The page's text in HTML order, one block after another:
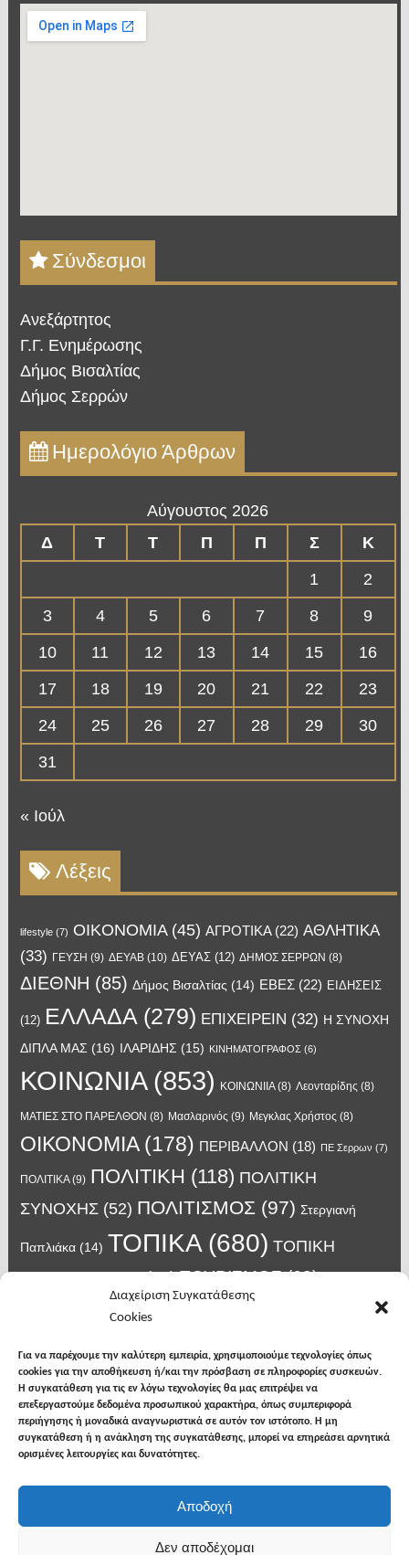
Διαχείριση Συγκατάθεσης
Cookies
Για να παρέχουμε την καλύτερη εμπειρία, χρησιμοποιούμε τεχνολογίες όπως
cookies για την αποθήκευση ή/και την πρόσβαση σε πληροφορίες συσκευών.
Η συγκατάθεση για τις εν λόγω τεχνολογίες θα μας επιτρέψει να
επεξεργαστούμε δεδομένα προσωπικού χαρακτήρα, όπως συμπεριφορά
περιήγησης ή μοναδικά αναγνωριστικά σε αυτόν τον ιστότοπο. Η μη
συγκατάθεση ή η ανάκληση της συγκατάθεσης, μπορεί να επηρεάσει αρνητικά
ορισμένες λειτουργίες και δυνατότητες.
Αποδοχή
Δεν αποδέχομαι
Σύνδεσμοι
Ανεξάρτητος
Γ.Γ. Ενημέρωσης
Δήμος Βισαλτίας
Δήμος Σερρών
Ημερολόγιο Άρθρων
Αύγουστος 2026
Δ
Τ Τ Π Π Σ
Κ
1
2
3
4 5 6 7 8
9
10
11 12 13 14 15
16
17
18 19 20 21 22
23
24
25 26 27 28 29
30
31
« Ιούλ
Λέξεις
lifestyle(7) OIKONOMIA(45) ΑΓΡΟΤΙΚΑ(22) ΑΘΛΗΤΙΚΑ
(33) ΓΕΥΣΗ (9) ΔΕΥΑΒ(10) ΔΕΥΑΣ(12) ΔΗΜΟΣ ΣΕΡΡΩΝ (8)
ΔΙΕΘΝΗ (85) Δήμος Βισαλτίας (14) ΕΒΕΣ(22) ΕΙΔΗΣΕΙΣ
(12) ΕΛΛΑΔΑ(279) ΕΠΙΧΕΙΡΕΙΝ (32) Η ΣΥΝΟΧΗ
ΔΙΠΛΑ ΜΑΣ (16) ΙΛΑΡΙΔΗΣ (15) ΚΙΝΗΜΑΤΟΓΡΑΦΟΣ (6)
ΚΟΙΝΩΝΙΑ(853) ΚΟΙΝΩΝΙΙΑ(8) Λεονταρίδης (8)
ΜΑΤΙΕΣ ΣΤΟ ΠΑΡΕΛΘΟΝ (8) Μασλαρινός (9) Μεγκλας Χρήστος (8)
ΟΙΚΟΝΟΜΙΑ(178) ΠΕΡΙΒΑΛΛΟΝ (18) ΠΕ Σερρων (7)
ΠΟΛΙΤΙΚΑ(9) ΠΟΛΙΤΙΚΗ (118) ΠΟΛΙΤΙΚΗ
ΣΥΝΟΧΗΣ(52) ΠΟΛΙΤΙΣΜΟΣ (97) Στεργιανή
Παπλιάκα(14) ΤΟΠΙΚΑ(680) ΤΟΠΙΚΗ
ΑΥΤΟΔΙΟΙΚΗΣΗ(45) ΤΟΥΡΙΣΜΟΣ(63)
(14) Χατζηβασιλειου
κρούσματα κορονοϊού(18) λαϊκή Νιγρίτας(13) νοσοκομείο Σερρών
σπυροπουλος(7) υγεια(148)
Copyright © 2026Φωνή της Βισαλτίας